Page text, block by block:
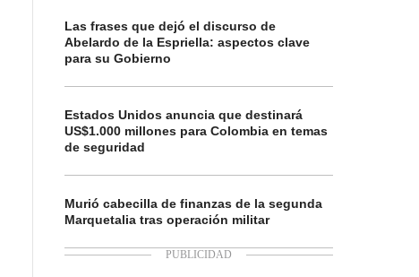
Las frases que dejó el discurso de
Abelardo de la Espriella: aspectos clave
para su Gobierno
Estados Unidos anuncia que destinará
US$1.000 millones para Colombia en temas
de seguridad
Murió cabecilla de finanzas de la segunda
Marquetalia tras operación militar